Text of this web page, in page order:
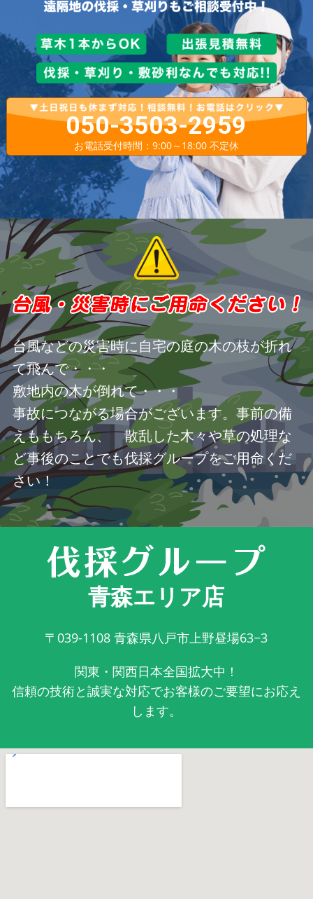
050-3503-2959
お電話受付時間：9:00～18:00 不定休
台風などの災害時に自宅の庭の木の枝が折れ
て飛んで・・・
敷地内の木が倒れて・・・
事故につながる場合がございます。事前の備
えももちろん、 散乱した木々や草の処理な
ど事後のことでも伐採グループをご用命くだ
さい！
青森エリア店
〒039-1108 青森県八戸市上野昼場63−3
関東・関西日本全国拡大中！
信頼の技術と誠実な対応でお客様のご要望にお応え
します。